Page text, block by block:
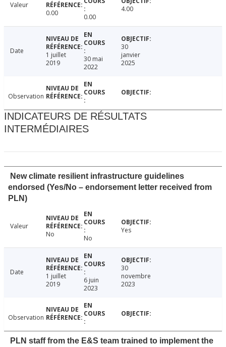
Valeur
0.00
0.00
4.00
Date
1 juillet
2019
30 mai
2022
30
janvier
2025
Observation
INDICATEURS DE RÉSULTATS
INTERMÉDIAIRES
New climate resilient infrastructure guidelines
endorsed (Yes/No – endorsement letter received from
PLN)
Valeur
No
No
Yes
Date
1 juillet
2019
6 juin
2023
30
novembre
2023
Observation
PLN staff from the E&S team trained to implement the